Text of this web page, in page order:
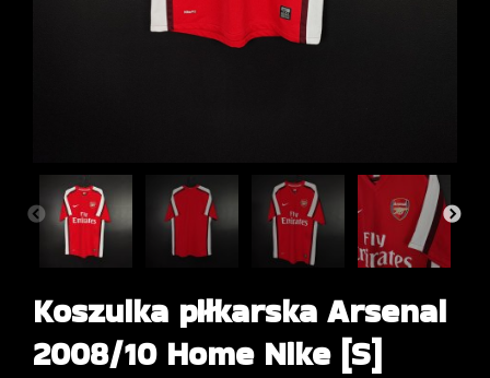
Koszulka piłkarska Arsenal
2008/10 Home Nike [S]